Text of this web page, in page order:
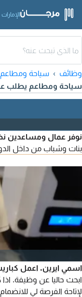
الإمارات
وظائف
سياحة ومطاعم
سياحة ومطاعم يطلب
نوفر عمال ومساعدين
بنات وشباب من داخل
اسمي ايرين. اعمل
ابحث حاليا عن وظيفة.
لإتاحة الفرصة لي